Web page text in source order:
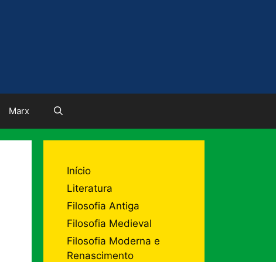
Marx
Início
Literatura
Filosofia Antiga
Filosofia Medieval
Filosofia Moderna e
Renascimento